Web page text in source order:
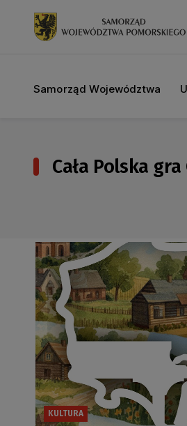
Samorząd Województwa
Cała Polska
KULTURA